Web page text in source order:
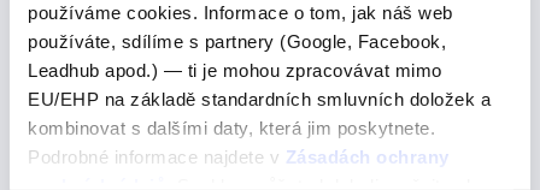
používáme cookies. Informace o tom, jak náš web
používáte, sdílíme s partnery (Google, Facebook,
Leadhub apod.) — ti je mohou zpracovávat mimo
EU/EHP na základě standardních smluvních doložek a
kombinovat s dalšími daty, která jim poskytnete.
Podrobné informace najdete v Zásadách ochrany
Its population is around 20,000.Žije zde přibližně 20
000 obyvatel.A) His B) Its C) Their Zájmena už se nám
taky opakovali, že? His je pro životné. His car - jeho
auto, his parents - jeho rodiče…